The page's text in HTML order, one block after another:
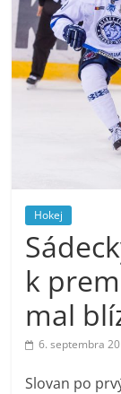
Hokej
k
mal
6. septembra
Slovan po